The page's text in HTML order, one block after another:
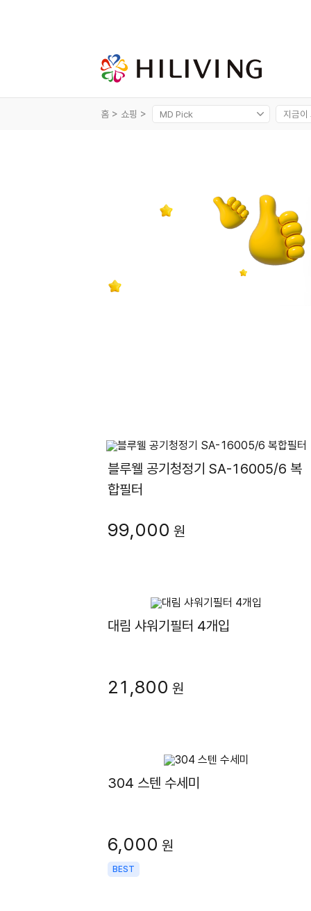
홈 > 쇼핑 >
블루웰 공기청정기 SA-16005/6 복
합필터
99,000 원
대림 샤워기필터 4개입
21,800 원
304 스텐 수세미
6,000 원
BEST